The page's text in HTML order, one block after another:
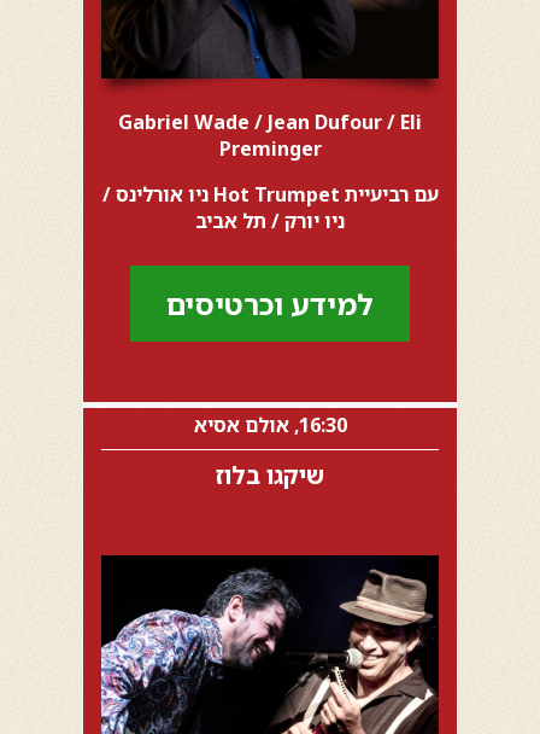
Gabriel Wade / Jean Dufour / Eli
Preminger
עם רביעיית Hot Trumpet ניו אורלינס /
ניו יורק / תל אביב
למידע וכרטיסים
16:30, אולם אסיא
שיקגו בלוז